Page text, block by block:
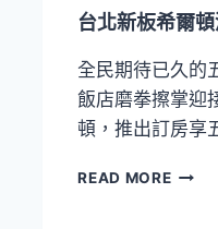
台北新板希爾
全民期待已久的
飯店磨拳擦掌迎
頓，推出訂房享
READ MORE台